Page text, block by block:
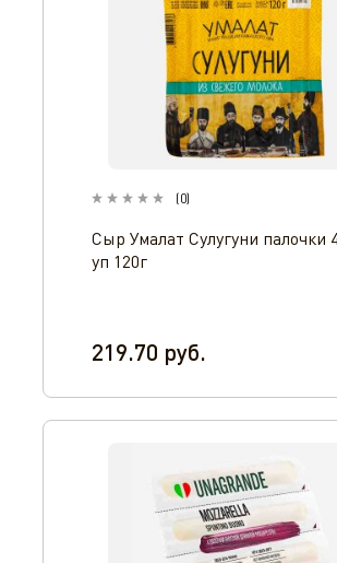
(0)
Сыр Умалат Сулугуни палочки
уп 120г
219.70 руб.